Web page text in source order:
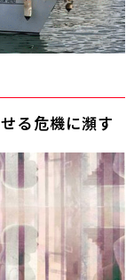
――危機に瀕す